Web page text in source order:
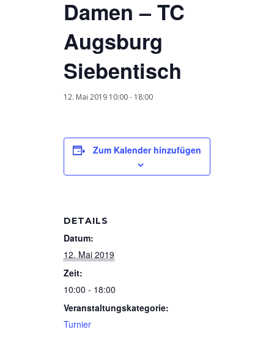
Damen – TC
Augsburg
Siebentisch
12. Mai 2019 10:00- 18:00
Zum Kalender hinzufügen
DETAILS
Datum:
12. Mai 2019
Zeit:
10:00 - 18:00
Veranstaltungskategorie:
Turnier